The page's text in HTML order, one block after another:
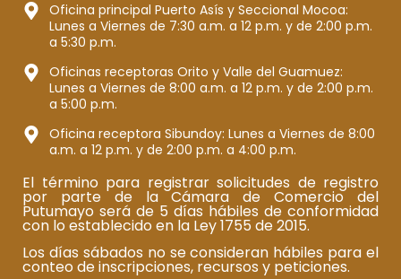
Oficina principal Puerto Asís y Seccional Mocoa:
Lunes a Viernes de 7:30 a.m. a 12 p.m. y de 2:00 p.m.
a 5:30 p.m.
Oficinas receptoras Orito y Valle del Guamuez:
Lunes a Viernes de 8:00 a.m. a 12 p.m. y de 2:00 p.m.
a 5:00 p.m.
Oficina receptora Sibundoy: Lunes a Viernes de 8:00
a.m. a 12 p.m. y de 2:00 p.m. a 4:00 p.m.
El término para registrar solicitudes de registro
por parte de la Cámara de Comercio del
Putumayo será de 5 días hábiles de conformidad
con lo establecido en la Ley 1755 de 2015.
Los días sábados no se consideran hábiles para el
conteo de inscripciones, recursos y peticiones.